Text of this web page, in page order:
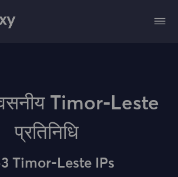
Timor-Leste
प्रतिनिधि
Timor-Leste IPs